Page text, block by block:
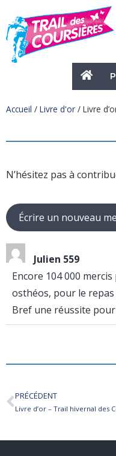
Accueil / Livre d'or / Livre
N’hésitez pas à
Julien 559
Encore 104 000
osthéos, pour le repas
Bref une réussite
PRÉCÉDENT
Livre d’or – Trail hivernal des